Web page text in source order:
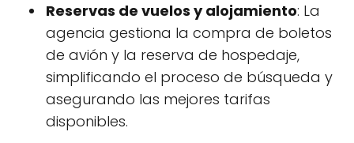
Reservas de vuelos y alojamiento: La
agencia gestiona la compra de boletos
de avión y la reserva de hospedaje,
simplificando el proceso de búsqueda y
asegurando las mejores tarifas
disponibles.